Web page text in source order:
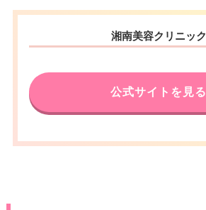
湘南美容クリニック
公式サイトを見る